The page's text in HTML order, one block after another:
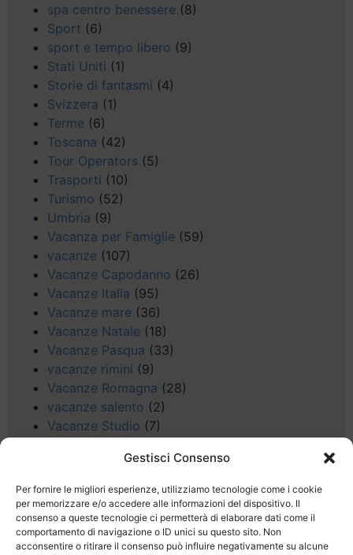
Gestisci Consenso
Per fornire le migliori esperienze, utilizziamo tecnologie come i cookie
per memorizzare e/o accedere alle informazioni del dispositivo. Il
consenso a queste tecnologie ci permetterà di elaborare dati come il
comportamento di navigazione o ID unici su questo sito. Non
acconsentire o ritirare il consenso può influire negativamente su alcune
spa centro benessere (8)
Sport (6)
sport e tempo libero (9)
Stati Uniti (1)
Storie di fantasmi (4)
Svizzera (1)
Terme (6)
Toscana (42)
Tour Operators (5)
Trasporti (10)
Turismo (52)
Umbria (9)
Vacanza per Famiglie (59)
vacanze (107)
Vacanze Capodanno (26)
Vacanze Italia (95)
Vacanze mare (36)
Vacanze Natale (18)
Vacanze Pasqua (33)
vacanze rimini (9)
Vacanze Romagna (28)
vacanze salento (2)
Vacanze Studio (7)
Valle d'Aosta(5)
Veneto (25)
Voli low cost(4)
Web(9)
week end(45)